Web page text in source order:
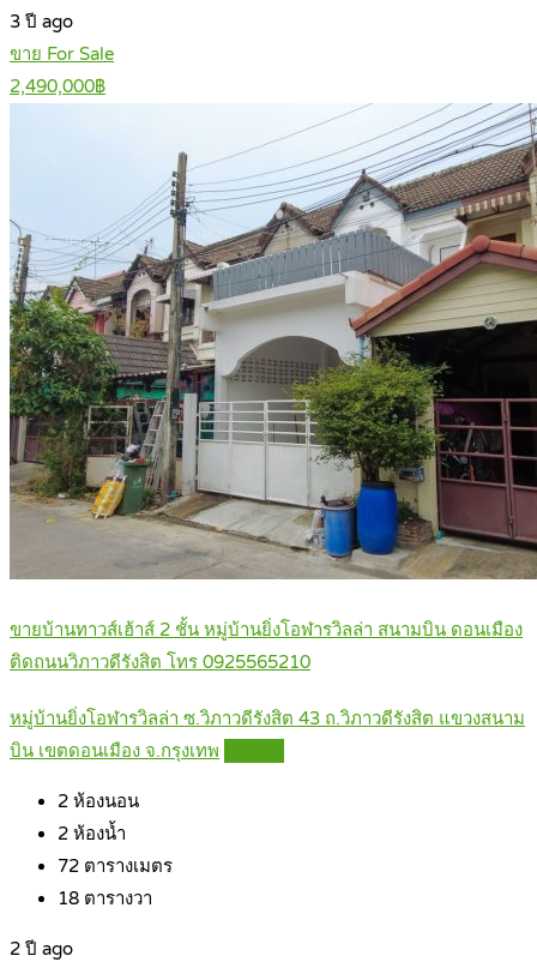
3 ปี ago
ขาย For Sale
2,490,000฿
ขายบ้านทาวส์เฮ้าส์ 2 ชั้น หมู่บ้านยิ่งโอฬารวิลล่า สนามบิน ดอนเมือง
ติดถนนวิภาวดีรังสิต โทร 0925565210
หมู่บ้านยิ่งโอฬารวิลล่า ซ.วิภาวดีรังสิต 43 ถ.วิภาวดีรังสิต แขวงสนาม
บิน เขตดอนเมือง จ.กรุงเทพ
2 ห้องนอน
2 ห้องน้ำ
72 ตารางเมตร
18 ตารางวา
2 ปี ago